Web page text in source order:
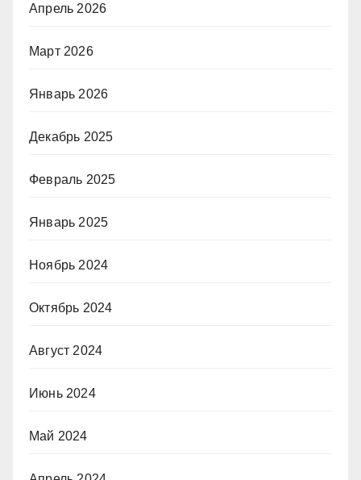
Апрель 2026
Март 2026
Январь 2026
Декабрь 2025
Февраль 2025
Январь 2025
Ноябрь 2024
Октябрь 2024
Август 2024
Июнь 2024
Май 2024